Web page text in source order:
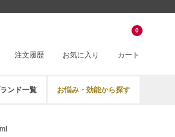
注文履歴 お気に入り カート
0
ンド一覧 お悩み・効能から探す